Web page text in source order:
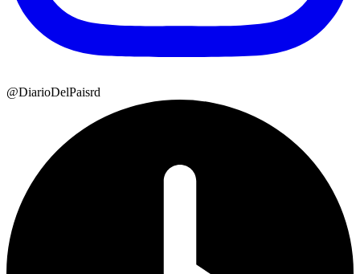
@DiarioDelPaisrd